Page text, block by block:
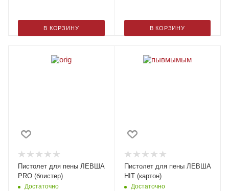
В КОРЗИНУ В КОРЗИНУ
Пистолет для пены ЛЕВША
PRO (блистер)
Достаточно
Пистолет для пены ЛЕВША
HIT (картон)
Достаточно